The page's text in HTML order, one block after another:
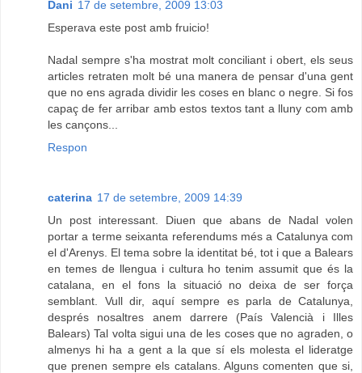
Dani 17 de setembre, 2009 13:03
Esperava este post amb fruicio!
Nadal sempre s'ha mostrat molt conciliant i obert, els seus
articles retraten molt bé una manera de pensar d'una gent
que no ens agrada dividir les coses en blanc o negre. Si fos
capaç de fer arribar amb estos textos tant a lluny com amb
les cançons...
Respon
caterina 17 de setembre, 2009 14:39
Un post interessant. Diuen que abans de Nadal volen
portar a terme seixanta referendums més a Catalunya com
el d'Arenys. El tema sobre la identitat bé, tot i que a Balears
en temes de llengua i cultura ho tenim assumit que és la
catalana, en el fons la situació no deixa de ser força
semblant. Vull dir, aquí sempre es parla de Catalunya,
després nosaltres anem darrere (País Valencià i Illes
Balears) Tal volta sigui una de les coses que no agraden, o
almenys hi ha a gent a la que sí els molesta el lideratge
que prenen sempre els catalans. Alguns comenten que si,